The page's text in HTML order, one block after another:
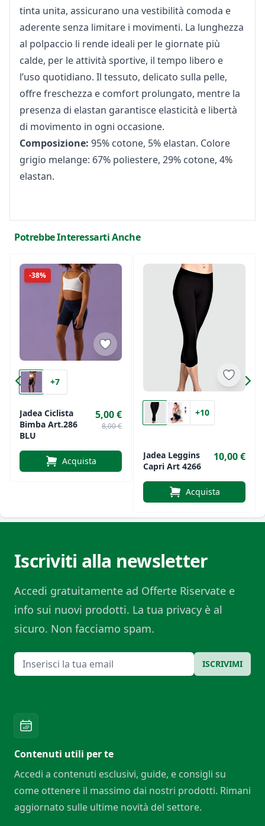
tinta unita, assicurano una vestibilità comoda e
aderente senza limitare i movimenti. La lunghezza
al polpaccio li rende ideali per le giornate più
calde, per le attività sportive, il tempo libero e
l’uso quotidiano. Il tessuto, delicato sulla pelle,
offre freschezza e comfort prolungato, mentre la
presenza di elastan garantisce elasticità e libertà
di movimento in ogni occasione.
Composizione: 95% cotone, 5% elastan. Colore
grigio melange: 67% poliestere, 29% cotone, 4%
elastan.
Potrebbe Interessarti Anche
-38%
+7
Jadea Ciclista
Bimba Art.286
BLU
5,00 €
8,00 €
Acquista
+10
Jadea Leggins
Capri Art 4266
10,00 €
Acquista
Iscriviti alla newsletter
Accedi gratuitamente ad Offerte Riservate e
info sui nuovi prodotti. La tua privacy è al
sicuro. Non facciamo spam.
Email ISCRIVIMI
Contenuti utili per te
Accedi a contenuti esclusivi, guide, e consigli su
come ottenere il massimo dai nostri prodotti. Rimani
aggiornato sulle ultime novità del settore.